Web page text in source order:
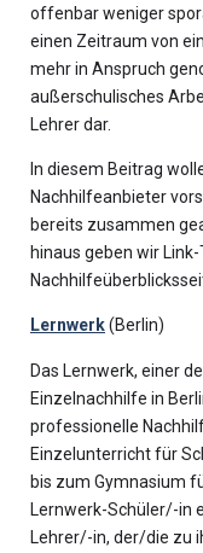
offenbar weniger
einen Zeitraum von
mehr in Anspruch
außerschulisches
Lehrer dar.
In diesem Beitrag
Nachhilfeanbieter
bereits zusammen
hinaus geben wir
Lernwerk(Berlin)
Das Lernwerk, einer
Einzelnachhilfe in
professionelle
Einzelunterricht für
bis zum Gymnasium
Lernwerk-Schüler/-in
Lehrer/-in, der/die zu